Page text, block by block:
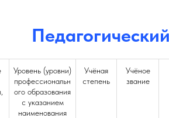
Уровень (уровни)
профессиональн
ого образования
с указанием
наименования
Учёная
степень
Учёное
звание